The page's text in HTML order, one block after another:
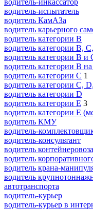
водитель-испытатель
водитель КамАЗа
водитель карьерного
водитель категории B
водитель категории B,
водитель категории B и
водитель категории B
водитель категории C 1
водитель категории C,
водитель категории D
водитель категории E 3
водитель категории E
водитель КМУ
водитель-
водитель-консультант
водитель контейнеровоза
водитель
водитель крана-
водитель
автотранспорта
водитель-курьер
водитель-курьер в